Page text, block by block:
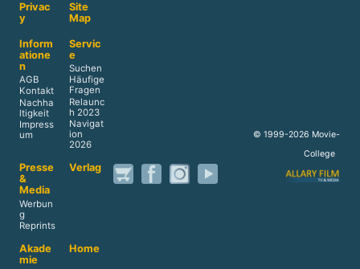
Privac
y
Site
Map
Inform
atione
n
AGB
Kontakt
Nachha
ltigkeit
Impress
um
Servic
e
Suchen
Häufige
Fragen
Relaunc
h 2023
Navigat
ion
2026
Presse
&
Media
Werbun
g
Reprints
Verlag
Akade
mie
Home
© 1999-2026 Movie-
College